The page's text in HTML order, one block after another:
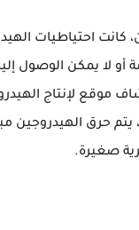
كانت احتياطيات
أو لا يمكن الوصول
اكتشاف موقع لإنتاج
يتم حرق الهيدروجين
صغيرة.